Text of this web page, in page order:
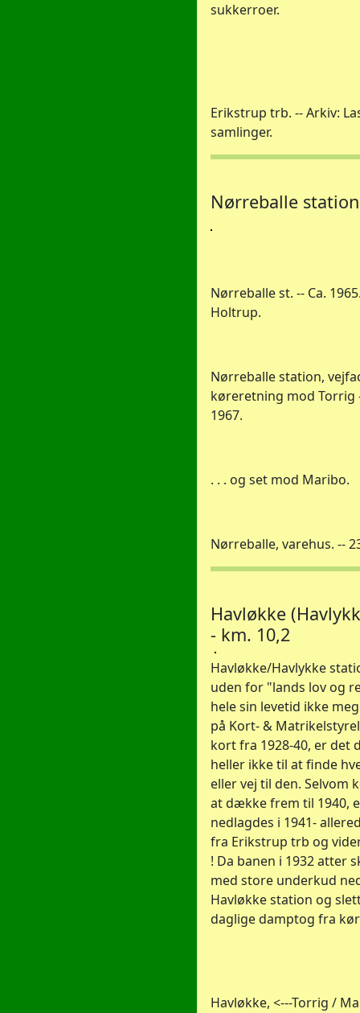
sukkerroer.
Erikstrup trb. -- Arkiv:
samlinger.
Nørreballe
Nørreballe st. -- Ca.
Holtrup.
Nørreballe station,
køreretning mod Torrig
1967.
. . . og set mod Maribo.
Nørreballe, varehus. --
Havløkke
- km. 10,2
Havløkke/Havlykke
uden for "lands lov og
hele sin levetid ikke
på Kort- &
kort fra 1928-40, er det
heller ikke til at finde
eller vej til den. Selvom
at dække frem til 1940,
nedlagdes i 1941-
fra Erikstrup trb og
! Da banen i 1932 atter
med store underkud
Havløkke station og
daglige damptog fra
Havløkke, <---Torrig /